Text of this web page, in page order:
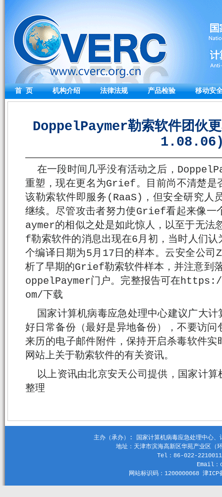
首 页 机构介绍 法律法规 产品检验 移动安
DoppelPaymer勒索软件团伙
在一段时间几乎没有活动之后，
重塑，现在更名为Grief。目前尚不清楚是
该勒索软件即服务(RaaS)，但安全研究人
继续。尽管攻击者努力使Grief看起来像一
aymer的相似之处是如此惊人，以至于无
f勒索软件的消息出现在6月初，当时人们
个编译日期为5月17日的样本。云安全公
析了早期的Grief勒索软件样本，并注意到
oppelPaymer门户。完整报告可在
om/下载
国家计算机病毒应急处理中心建议广大
好日常备份（最好是异地备份），不要访
来历的电子邮件附件，保持开启杀毒软件
网站上关于勒索软件的有关资讯。
以上资讯由北京安天公司提供，国家计
整理
主办（承办）: 国家计算机病毒应急处理中心
地址：天津市滨海高新区华苑产业区
Tel：86-022-
Email
网站标识码：1200000068 津